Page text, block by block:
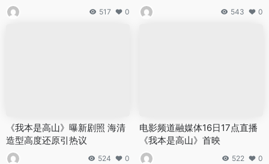
517 0 543 0
《我本是高山》曝新剧照 海清
造型高度还原引热议
524 0
电影频道融媒体16日17点直播
《我本是高山》首映
522 0